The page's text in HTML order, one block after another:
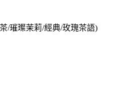
/璀璨茉莉/經典/玫瑰茶語)